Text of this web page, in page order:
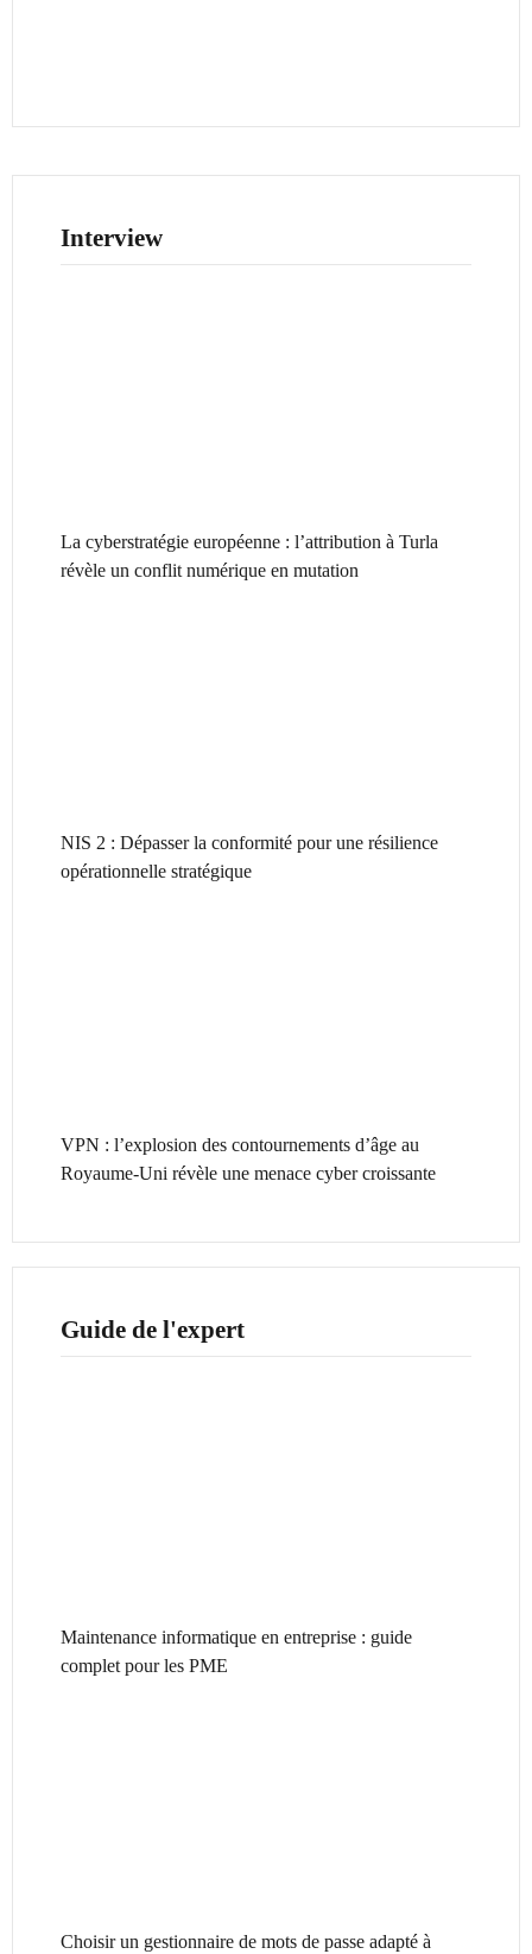
Interview
La cyberstratégie européenne : l’attribution à Turla
révèle un conflit numérique en mutation
NIS 2 : Dépasser la conformité pour une résilience
opérationnelle stratégique
VPN : l’explosion des contournements d’âge au
Royaume-Uni révèle une menace cyber croissante
Guide de l'expert
Maintenance informatique en entreprise : guide
complet pour les PME
Choisir un gestionnaire de mots de passe adapté à